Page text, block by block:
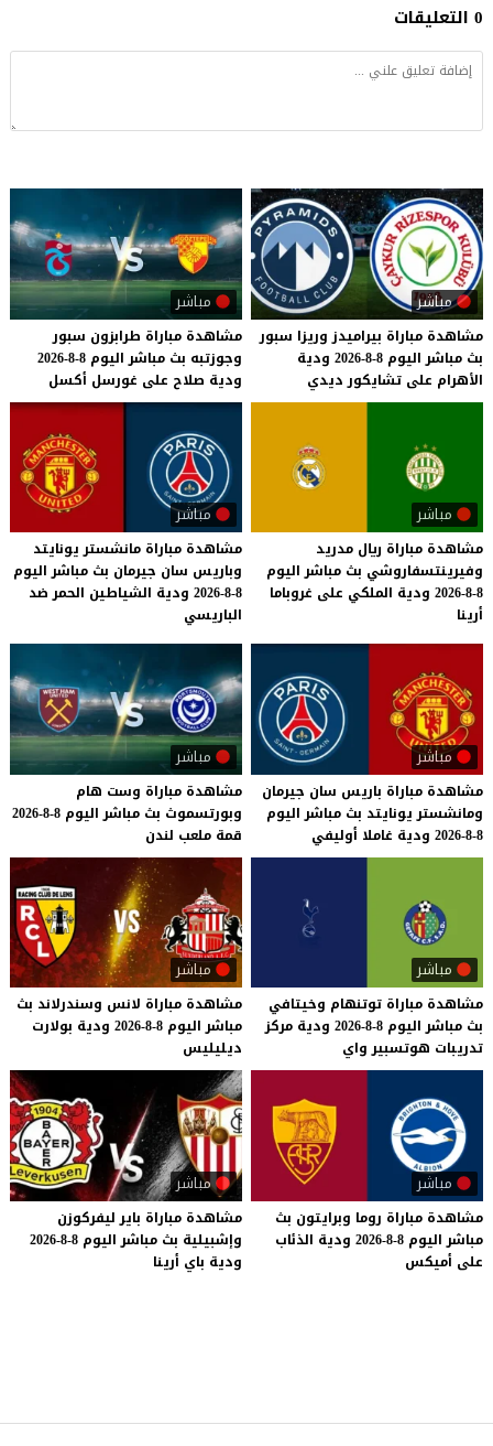
0 التعليقات
مباشر
مشاهدة مباراة بيراميدز وريزا سبور
بث مباشر اليوم 8-8-2026
ودية
الأهرام على تشايكور ديدي
مباشر
مشاهدة مباراة طرابزون سبور
وجوزتبه بث مباشر اليوم 8-8-2026
ودية صلاح على غورسل أكسل
مباشر
مشاهدة مباراة ريال مدريد
وفيرينتسفاروشي بث مباشر اليوم
8-8-2026 ودية الملكي على غروباما
أرينا
مباشر
مشاهدة مباراة مانشستر يونايتد
وباريس سان جيرمان بث مباشر اليوم
8-8-2026 ودية الشياطين الحمر ضد
الباريسي
مباشر
مشاهدة مباراة باريس سان جيرمان
ومانشستر يونايتد بث مباشر اليوم
8-8-2026
ودية غاملا أوليفي
مباشر
مشاهدة مباراة وست هام
وبورتسموث بث مباشر اليوم 8-8-2026
قمة ملعب لندن
مباشر
مشاهدة مباراة توتنهام وخيتافي
بث مباشر اليوم 8-8-2026 ودية مركز
تدريبات هوتسبير واي
مباشر
مشاهدة مباراة لانس وسندرلاند بث
مباشر اليوم 8-8-2026 ودية بولارت
ديليليس
مباشر
مشاهدة مباراة روما وبرايتون بث
مباشر اليوم 8-8-2026 ودية الذئاب
على أميكس
مباشر
مشاهدة مباراة باير ليفركوزن
وإشبيلية بث مباشر اليوم 8-8-2026
ودية باي أرينا